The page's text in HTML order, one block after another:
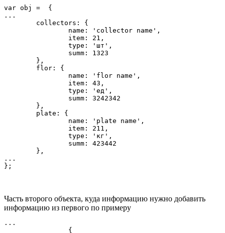
var obj =  {
...
...
};
Часть второго объекта, куда информацию нужно добавить
информацию из первого по примеру
...